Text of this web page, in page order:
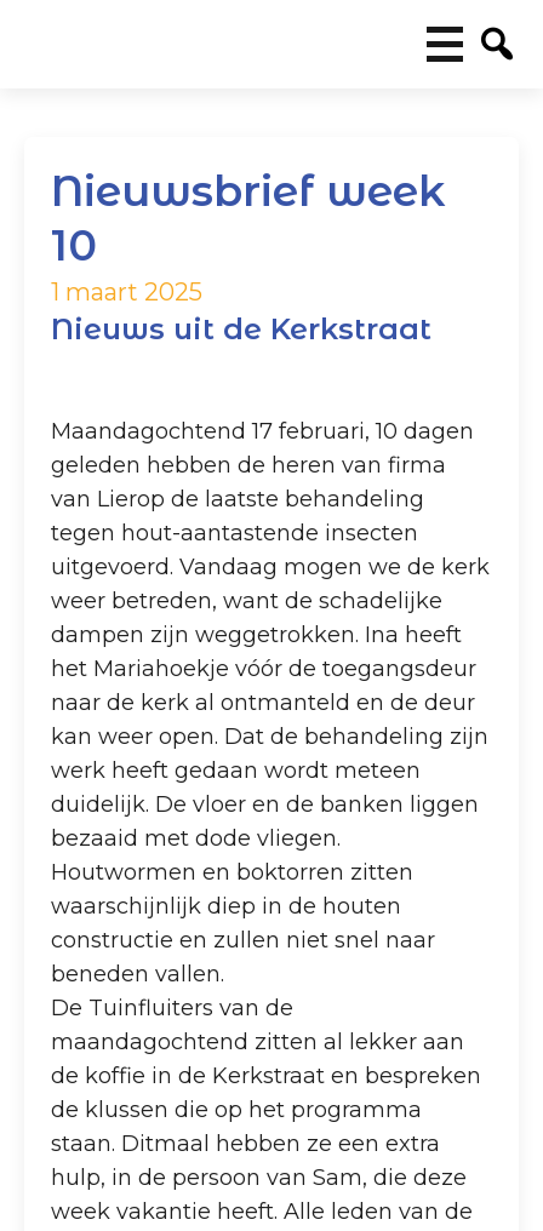
Nieuwsbrief week
10
1 maart 2025
Nieuws uit de Kerkstraat
Maandagochtend 17 februari, 10 dagen
geleden hebben de heren van firma
van Lierop de laatste behandeling
tegen hout-aantastende insecten
uitgevoerd. Vandaag mogen we de kerk
weer betreden, want de schadelijke
dampen zijn weggetrokken. Ina heeft
het Mariahoekje vóór de toegangsdeur
naar de kerk al ontmanteld en de deur
kan weer open. Dat de behandeling zijn
werk heeft gedaan wordt meteen
duidelijk. De vloer en de banken liggen
bezaaid met dode vliegen.
Houtwormen en boktorren zitten
waarschijnlijk diep in de houten
constructie en zullen niet snel naar
beneden vallen.
De Tuinfluiters van de
maandagochtend zitten al lekker aan
de koffie in de Kerkstraat en bespreken
de klussen die op het programma
staan. Ditmaal hebben ze een extra
hulp, in de persoon van Sam, die deze
week vakantie heeft. Alle leden van de